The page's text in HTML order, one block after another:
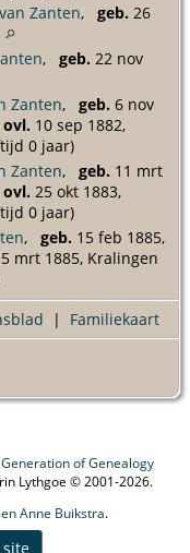
Zanten, geb. 26
, geb. 22 nov
Zanten, geb. 6 nov
ovl. 10 sep 1882,
0 jaar)
Zanten, geb. 11 mrt
ovl. 25 okt 1883,
0 jaar)
, geb. 15 feb 1885,
mrt 1885, Kralingen
| Familiekaart
of Genealogy
Lythgoe © 2001-2026.
Anne Buikstra.
site